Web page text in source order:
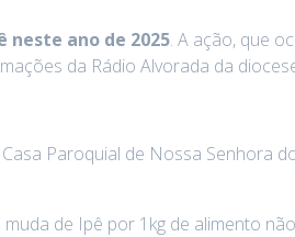
neste ano de 2025. A ação, que
da Rádio Alvorada da
Paroquial de Nossa Senhora
de Ipê por 1kg de alimento